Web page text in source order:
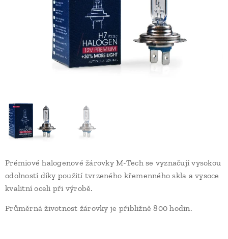
Prémiové halogenové žárovky M-Tech se vyznačují vysokou
odolností díky použití tvrzeného křemenného skla a vysoce
kvalitní oceli při výrobě.
Průměrná životnost žárovky je přibližně 800 hodin.